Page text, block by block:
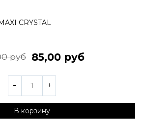
CRYSTAL
руб 85,00 руб
В корзину